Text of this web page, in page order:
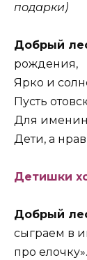
подарки)
Добрый
рождения,
Ярко и
Пусть
Для
Дети, а
Детишки
Добрый
сыграем в
про